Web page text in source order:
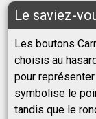
Le saviez-
Les boutons
choisis au
pour
symbolise le
tandis que le